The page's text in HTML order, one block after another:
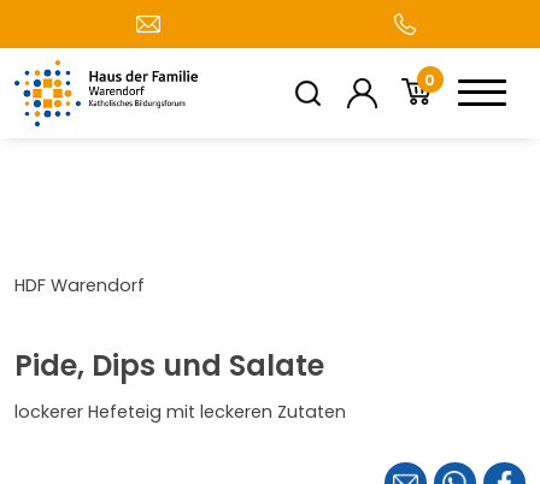
0
HDF Warendorf
Pide, Dips und Salate
lockerer Hefeteig mit leckeren Zutaten